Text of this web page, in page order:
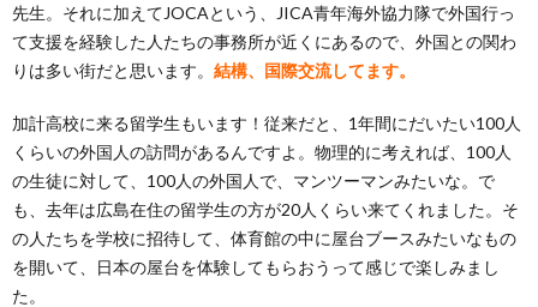
先生。それに加えてJOCAという、JICA青年海外協力隊で外国行っ
て支援を経験した人たちの事務所が近くにあるので、外国との関わ
りは多い街だと思います。 結構、国際交流してます。
加計高校に来る留学生もいます！従来だと、1年間にだいたい100人
くらいの外国人の訪問があるんですよ。物理的に考えれば、100人
の生徒に対して、100人の外国人で、マンツーマンみたいな。で
も、去年は広島在住の留学生の方が20人くらい来てくれました。そ
の人たちを学校に招待して、体育館の中に屋台ブースみたいなもの
を開いて、日本の屋台を体験してもらおうって感じで楽しみまし
た。